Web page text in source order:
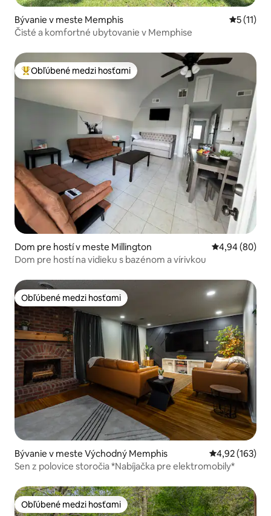
Bývanie v meste Memphis
5 (11)
Čisté a komfortné ubytovanie v Memphise
Najobľúbenejšie medzi hosťami
Obľúbené medzi hosťami
Dom pre hostí v meste Millington Priemerné
4,94 (80)
Dom pre hostí na vidieku s bazénom a vírivkou
Obľúbené medzi hosťami
Obľúbené medzi hosťami
Bývanie v meste Východný Memphis Priemerné
4,92 (163)
Sen z polovice storočia *Nabíjačka pre elektromobily*
Obľúbené medzi hosťami
Obľúbené medzi hosťami